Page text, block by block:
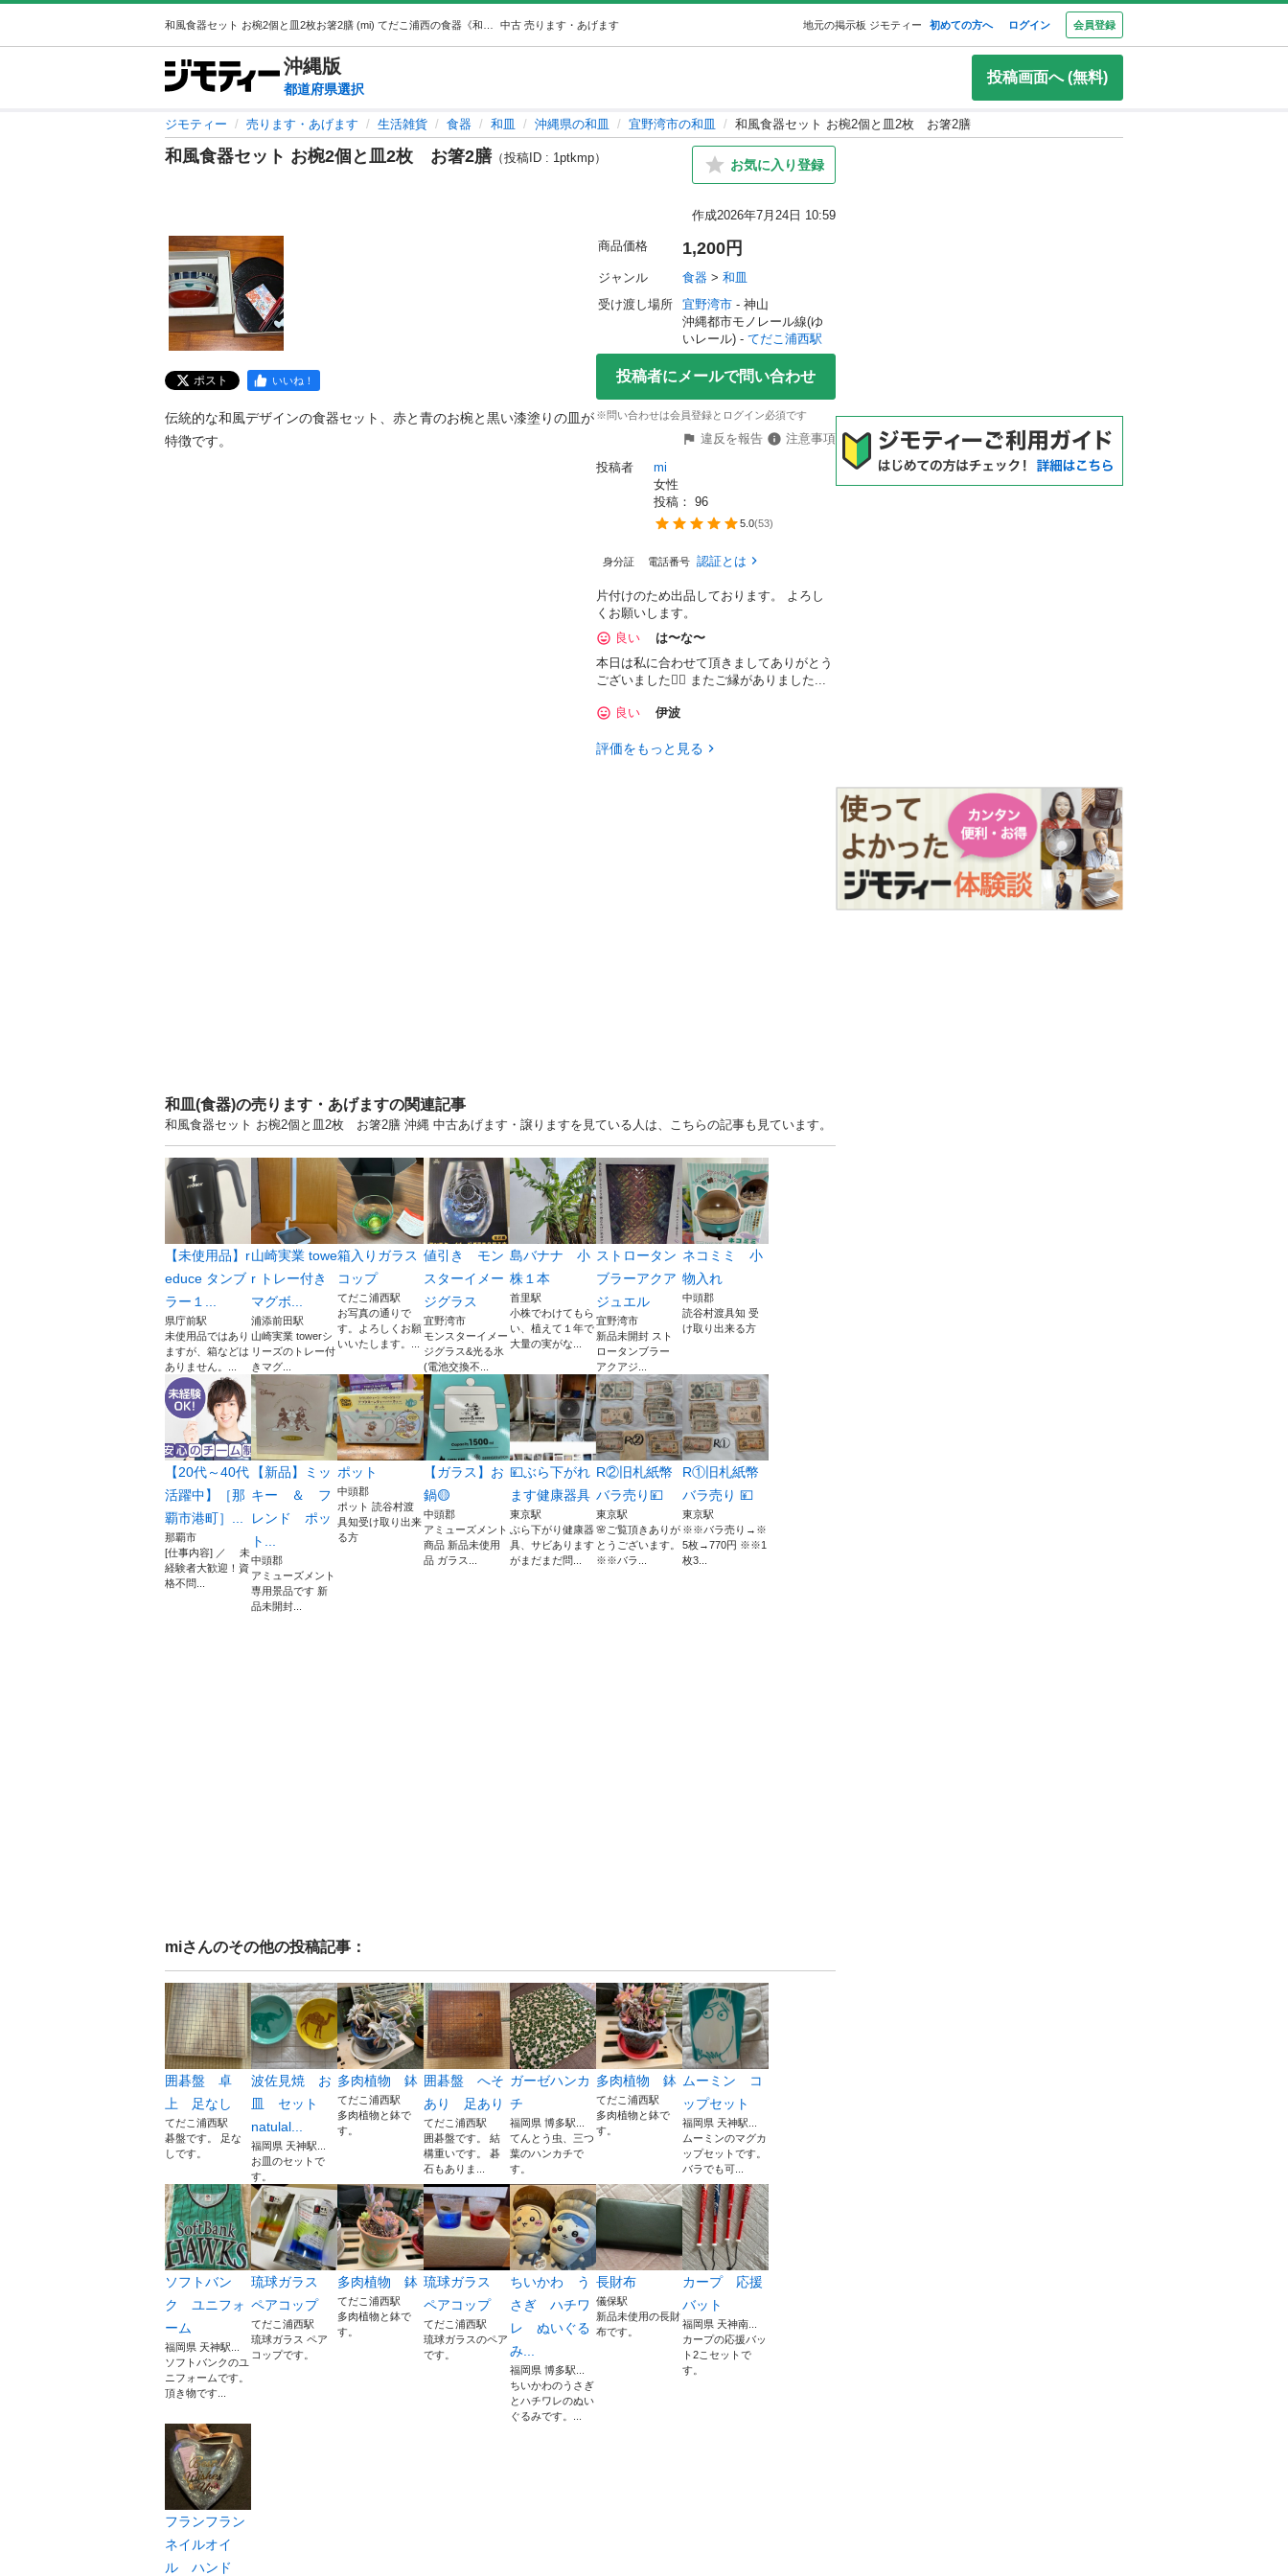
中古 売ります・あげます 地元の掲示板 ジモティー 初めての方へ ログイン 会員登録
沖縄版
都道府県選択
投稿画面へ (無料)
ジモティー 売ります・あげます 生活雑貨 食器 和皿 沖縄県の和皿 宜野湾市の和皿 和風食器セット お椀2個と皿2枚 お箸2膳
和風食器セット お椀2個と皿2枚 お箸2膳（投稿ID : 1ptkmp） お気に入り登録
作成2026年7月24日 10:59
ポスト いいね！
伝統的な和風デザインの食器セット、赤と青のお椀と黒い漆塗りの皿が
特徴です。
商品価格 1,200円
ジャンル 食器 > 和皿
受け渡し場所
宜野湾市 - 神山
沖縄都市モノレール線(ゆ
いレール) - てだこ浦西駅
投稿者にメールで問い合わせ
※問い合わせは会員登録とログイン必須です
違反を報告
注意事項
投稿者
mi
女性
投稿： 96
5.0(53)
身分証 電話番号 認証とは
片付けのため出品しております。 よろし
くお願いします。
良い
は〜な〜
本日は私に合わせて頂きましてありがとう
ございました🙇‍♀️ またご縁がありました...
良い 伊波
評価をもっと見る
和皿(食器)の売ります・あげますの関連記事
和風食器セット お椀2個と皿2枚 お箸2膳 沖縄 中古あげます・譲りますを見ている人は、こちらの記事も見ています。
【未使用品】r
educe タンブ
ラー１...
県庁前駅
未使用品ではあり
ますが、箱などは
ありません。...
山崎実業 towe
r トレー付き
マグボ...
浦添前田駅
山崎実業 towerシ
リーズのトレー付
きマグ...
箱入りガラス
コップ
てだこ浦西駅
お写真の通りで
す。よろしくお願
いいたします。...
値引き モン
スターイメー
ジグラス
宜野湾市
モンスターイメー
ジグラス&光る氷
(電池交換不...
島バナナ 小
株１本
首里駅
小株でわけてもら
い、植えて１年で
大量の実がな...
ストロータン
ブラーアクア
ジュエル
宜野湾市
新品未開封 スト
ロータンブラー
アクアジ...
ネコミミ 小
物入れ
中頭郡
読谷村渡具知 受
け取り出来る方
【20代～40代
活躍中】［那
覇市港町］...
那覇市
[仕事内容] ／ 未
経験者大歓迎！資
格不問...
【新品】ミッ
キー ＆ フ
レンド ポッ
ト...
中頭郡
アミューズメント
専用景品です 新
品未開封...
ポット
中頭郡
ポット 読谷村渡
具知受け取り出来
る方
【ガラス】お
鍋🟡
中頭郡
アミューズメント
商品 新品未使用
品 ガラス...
💴ぶら下がれ
ます健康器具
東京駅
ぶら下がり健康器
具、サビあります
がまだまだ問...
R②旧札紙幣
バラ売り💴
東京駅
🌸ご覧頂きありが
とうございます。
※※バラ...
R①旧札紙幣
バラ売り 💴
東京駅
※※バラ売り→※
5枚→770円 ※※1
枚3...
miさんのその他の投稿記事：
囲碁盤 卓
上 足なし
てだこ浦西駅
碁盤です。 足な
しです。
波佐見焼 お
皿 セット
natulal...
福岡県 天神駅...
お皿のセットで
す。
多肉植物 鉢
てだこ浦西駅
多肉植物と鉢で
す。
囲碁盤 へそ
あり 足あり
てだこ浦西駅
囲碁盤です。 結
構重いです。 碁
石もありま...
ガーゼハンカ
チ
福岡県 博多駅...
てんとう虫、三つ
葉のハンカチで
す。
多肉植物 鉢
てだこ浦西駅
多肉植物と鉢で
す。
ムーミン コ
ップセット
福岡県 天神駅...
ムーミンのマグカ
ップセットです。
バラでも可...
ソフトバン
ク ユニフォ
ーム
福岡県 天神駅...
ソフトバンクのユ
ニフォームです。
頂き物です...
琉球ガラス
ペアコップ
てだこ浦西駅
琉球ガラス ペア
コップです。
多肉植物 鉢
てだこ浦西駅
多肉植物と鉢で
す。
琉球ガラス
ペアコップ
てだこ浦西駅
琉球ガラスのペア
です。
ちいかわ う
さぎ ハチワ
レ ぬいぐる
み...
福岡県 博多駅...
ちいかわのうさぎ
とハチワレのぬい
ぐるみです。...
長財布
儀保駅
新品未使用の長財
布です。
カープ 応援
バット
福岡県 天神南...
カープの応援バッ
ト2こセットで
す。
フランフラン
ネイルオイ
ル ハンド